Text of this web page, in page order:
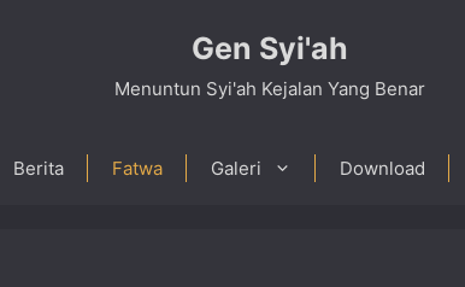
Gen Syi'ah
Menuntun Syi'ah Kejalan Yang Benar
Berita Fatwa Galeri Download